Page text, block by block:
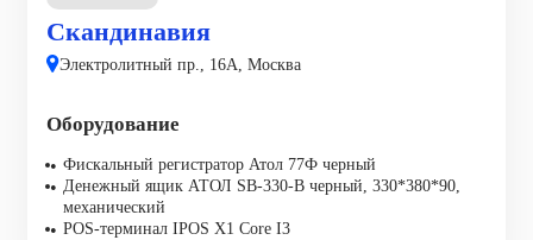
Скандинавия
Электролитный пр., 16А, Москва
Оборудование
Фискальный регистратор Атол 77Ф черный
Денежный ящик АТОЛ SB-330-B черный, 330*380*90,
механический
POS-терминал IPOS X1 Core I3